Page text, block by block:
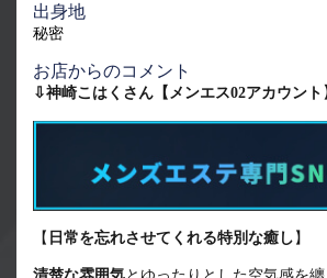
出身地
秘密
お店からのコメント
⇩神崎こはくさん【メンエス02アカウン
【 日常を忘れさせてくれる特別な癒し 】